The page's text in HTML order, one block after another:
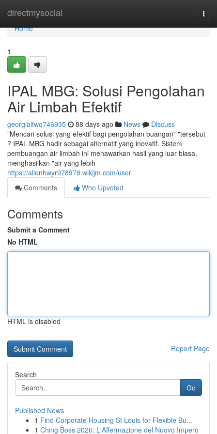
directmysocial
Home
Home
1
IPAL MBG: Solusi Pengolahan
Air Limbah Efektif
georgialtwq746935 88 days ago News
Discuss
"Mencari solusi yang efektif bagi pengolahan buangan" "tersebut
? IPAL MBG hadir sebagai alternatif yang inovatif. Sistem
pembuangan air limbah ini menawarkan hasil yang luar biasa,
menghasilkan "air yang lebih
https://allenhwyr978978.wikijm.com/user
Comments
Who Upvoted
Comments
Submit a Comment
No HTML
HTML is disabled
Report Page
Search
Go
Published News
1 Find Corporate Housing St Louis for Flexible Bu...
1 Ching Boss 2026: L'Affermazione del Nuovo Impero